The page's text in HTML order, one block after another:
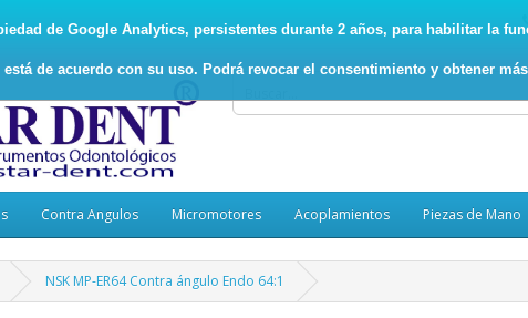
de Google Analytics, persistentes durante 2 años, para habilitar la
de acuerdo con su uso. Podrá revocar el consentimiento y obtener
Contra Angulos Micromotores Acoplamientos Piezas de Mano
NSK MP-ER64 Contra ángulo Endo 64:1